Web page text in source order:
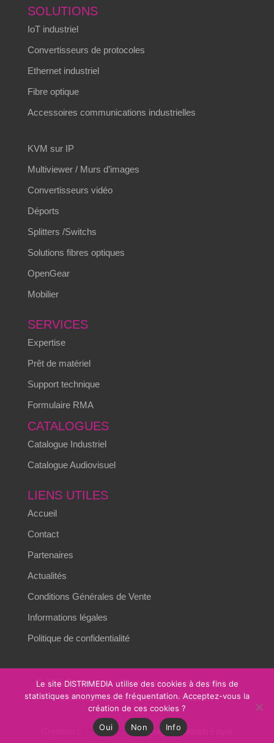
SOLUTIONS
IoT industriel
Convertisseurs de protocoles
Ethernet industriel
Fibre optique
Accessoires communications industrielles
KVM sur IP
Multiviewer / Murs d’images
Convertisseurs vidéo
Déports
Splitters /Switchs
Solutions fibres optiques
OpenGear
Mobilier
SERVICES
Expertise
Prêt de matériel
Support technique
Formulaire RMA
CATALOGUES
Catalogue Industriel
Catalogue Audiovisuel
LIENS UTILES
Accueil
Contact
Partenaires
Actualités
Conditions Générales de Vente
Informations légales
Politique de confidentialité
© 2026 Distrimedia – L’innovation technologique au
service des environnements critiques.
Alizés online– Design : Romain Fayol
Le site DISTRIMEDIA utilise des cookies à des fins de
statistiques anonymes de fréquentation. Acceptez-vous la
création de ces cookies ?
Oui
Non Info